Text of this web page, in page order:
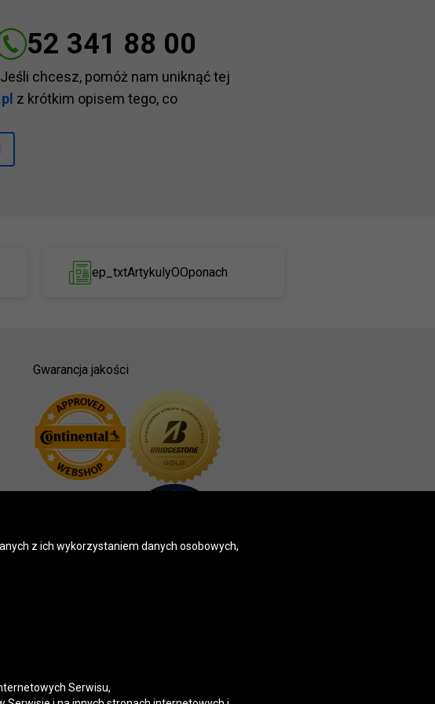
52 341 88 00
chcesz, pomóż nam uniknąć tej
z krótkim opisem tego, co
ep_txtArtykulyOOponach
Gwarancja jakości
z ich wykorzystaniem danych osobowych,
Serwisu,